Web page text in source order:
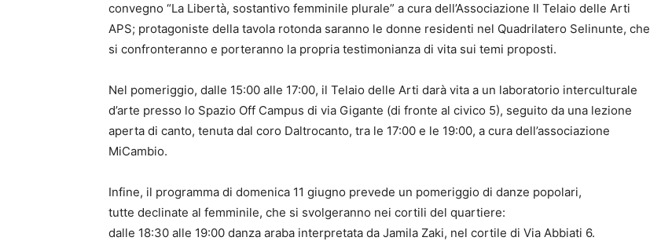
convegno “La Libertà, sostantivo femminile plurale” a cura dell’Associazione Il Telaio delle Arti
APS; protagoniste della tavola rotonda saranno le donne residenti nel Quadrilatero Selinunte, che
si confronteranno e porteranno la propria testimonianza di vita sui temi proposti.
Nel pomeriggio, dalle 15:00 alle 17:00, il Telaio delle Arti darà vita a un laboratorio interculturale
d’arte presso lo Spazio Off Campus di via Gigante (di fronte al civico 5), seguito da una lezione
aperta di canto, tenuta dal coro Daltrocanto, tra le 17:00 e le 19:00, a cura dell’associazione
MiCambio.
Infine, il programma di domenica 11 giugno prevede un pomeriggio di danze popolari,
tutte declinate al femminile, che si svolgeranno nei cortili del quartiere:
dalle 18:30 alle 19:00 danza araba interpretata da Jamila Zaki, nel cortile di Via Abbiati 6.